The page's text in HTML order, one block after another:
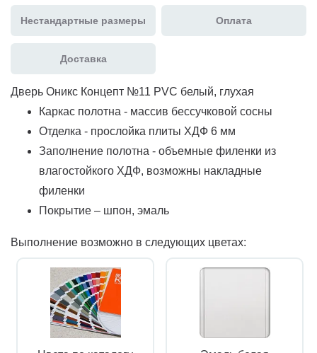
Нестандартные размеры Оплата
Доставка
Дверь Оникс Концепт №11 PVC белый, глухая
Каркас полотна - массив бессучковой сосны
Отделка - прослойка плиты ХДФ 6 мм
Заполнение полотна - объемные филенки из
влагостойкого ХДФ, возможны накладные
филенки
Покрытие – шпон, эмаль
Выполнение возможно в следующих цветах: